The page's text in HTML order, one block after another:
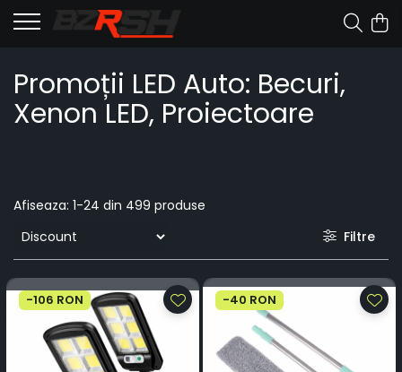
Promoții LED Auto: Becuri,
Xenon LED, Proiectoare
Afiseaza: 1-24 din 499 produse
Filtre
-106 RON -40 RON